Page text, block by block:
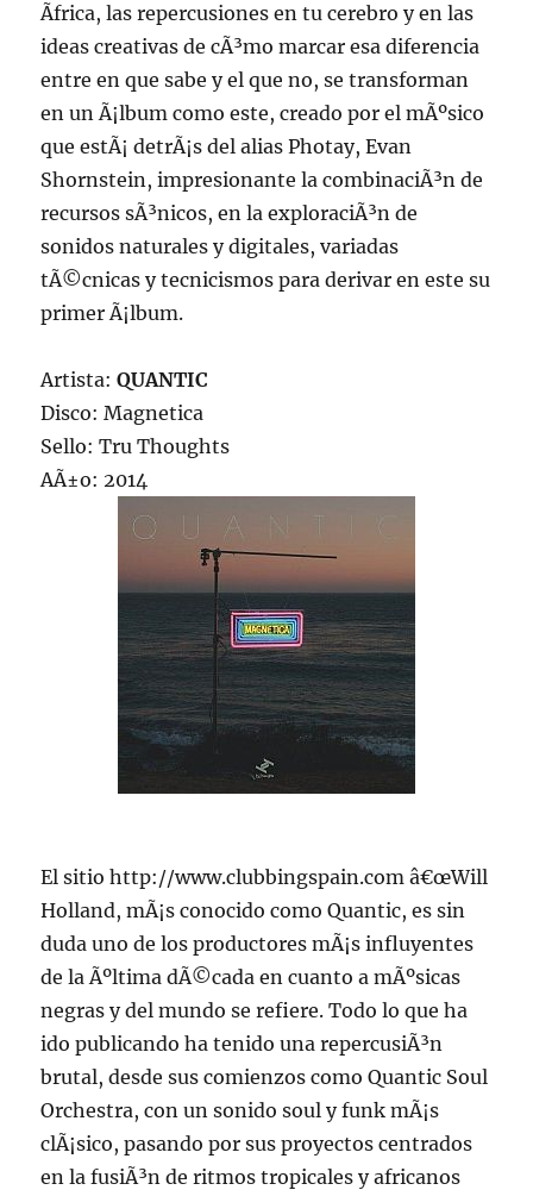
Ãfrica, las repercusiones en tu cerebro y en las
ideas creativas de cÃ³mo marcar esa diferencia
entre en que sabe y el que no, se transforman
en un Ã¡lbum como este, creado por el mÃºsico
que estÃ¡ detrÃ¡s del alias Photay, Evan
Shornstein, impresionante la combinaciÃ³n de
recursos sÃ³nicos, en la exploraciÃ³n de
sonidos naturales y digitales, variadas
tÃ©cnicas y tecnicismos para derivar en este su
primer Ã¡lbum.
Artista:QUANTIC
Disco: Magnetica
Sello: Tru Thoughts
AÃ±o: 2014
El sitio http://www.clubbingspain.com â€œWill
Holland, mÃ¡s conocido como Quantic, es sin
duda uno de los productores mÃ¡s influyentes
de la Ãºltima dÃ©cada en cuanto a mÃºsicas
negras y del mundo se refiere. Todo lo que ha
ido publicando ha tenido una repercusiÃ³n
brutal, desde sus comienzos como Quantic Soul
Orchestra, con un sonido soul y funk mÃ¡s
clÃ¡sico, pasando por sus proyectos centrados
en la fusiÃ³n de ritmos tropicales y africanos